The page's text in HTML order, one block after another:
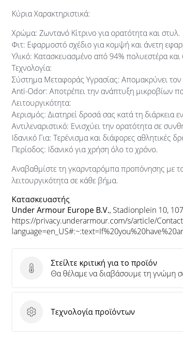
Κύρια Χαρακτηριστικά:
Χρώμα: Ζωντανό Κίτρινο για ορατότητα και στυλ.
Φιτ: Εφαρμοστό σχέδιο για κομψή και άνετη
Υλικό: Κατασκευασμένο από 94% πολυεστέρα και
Τεχνολογία:
Σύστημα Μεταφοράς Υγρασίας: Απομακρύνει τον
Anti-Odor: Αποτρέπει την ανάπτυξη μικροβίων
Λειτουργικότητα:
Αερισμός: Διατηρεί δροσά σας κατά τη διάρκεια
Αντιλεναριστικό: Ενισχύει την ορατότητα σε
Ιδανικό Για: Τερένισμα και διάφορες αθλητικές
Περίοδος: Ιδανικό για χρήση όλο το χρόνο.
Αναβαθμίστε τη γκαρνταρόμπα προπόνησης με
λειτουργικότητα σε κάθε βήμα.
Κατασκευαστής
Under Armour Europe B.V., Stadionplein 10,
https://privacy.underarmour.com/s/article/
Στείλτε κριτική για το προϊόν
Στείλτε κριτική για το προϊόν
Θα θέλαμε να διαβάσουμε τη γνώμη
Τεχνολογία προϊόντων
Τεχνολογία προϊόντων